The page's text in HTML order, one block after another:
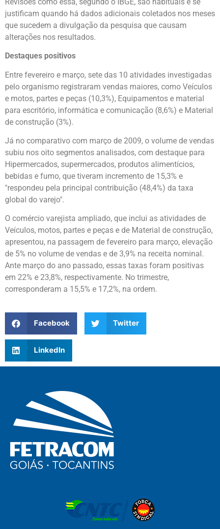
justificam quando há dados adicionais coletados nos meses
que sucedem a divulgação da pesquisa que causam
alterações nos resultados.
Destaques positivos
Entre fevereiro e março, sete das 10 atividades investigadas
pelo organismo registraram vendas maiores, como Veículos
e motos, partes e peças (10,3%), Equipamentos e material
para escritório, informática e comunicação (8,6%) e Material
de construção (3%).
Já no comparativo com março de 2009, o volume de vendas
subiu nos oito segmentos analisados, com destaque para
Hipermercados, supermercados, produtos alimentícios,
bebidas e fumo, que tiveram incremento de 15,3% e
"respondeu pela principal contribuição (48,4%) da taxa
global do varejo".
O comércio varejista ampliado, que inclui as atividades de
Veículos, motos, partes e peças e de Material de construção,
apresentou, na passagem de fevereiro para março, elevação
de 5% no volume de vendas e de 3,9% na receita nominal.
Ante março do ano passado, essas taxas foram positivas
em 22% e 23,8%, respectivamente. No trimestre,
corresponderam a 15,5% e 17,2%, na ordem.
Facebook Twitter
LinkedIn